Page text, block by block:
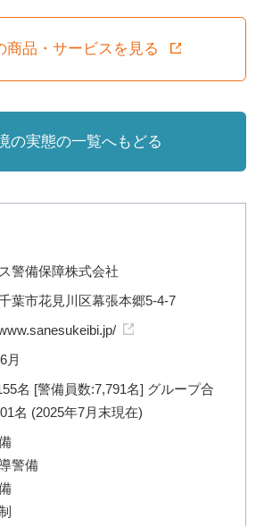
商品・サービスを見る
の実態の一覧へもどる
警備保障株式会社
葉市花見川区幕張本郷5-4-7
月
名 [警備員数:7,791名] グループ合
名 (2025年7月末現在)
警備